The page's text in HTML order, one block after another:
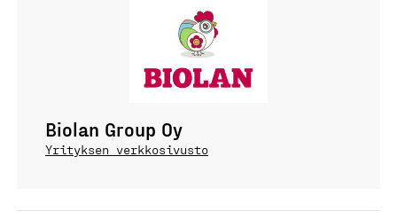
Biolan Group Oy
Yrityksen verkkosivusto